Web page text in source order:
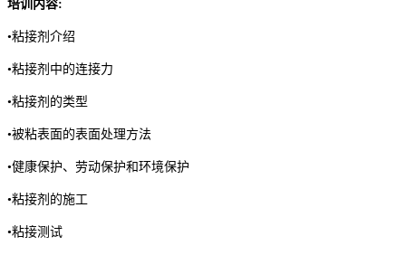
培训内容:
•粘接剂介绍
•粘接剂中的连接力
•粘接剂的类型
•被粘表面的表面处理方法
•健康保护、劳动保护和环境保护
•粘接剂的施工
•粘接测试